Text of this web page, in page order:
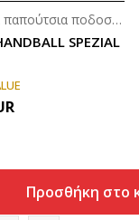
SPEZIAL
Αθλητικά παπούτσια ποδοσφαίρου για άνδρες
Προσθήκη στο